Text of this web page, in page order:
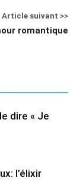
Article suivant >>
romantique
dire « Je
l’élixir